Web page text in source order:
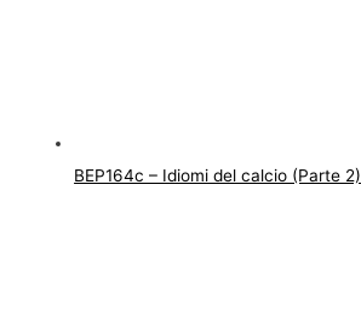
BEP164c – Idiomi del calcio (Parte 2)